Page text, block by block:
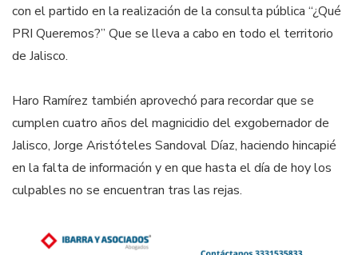
con el partido en la realización de la consulta pública “¿Qué
PRI Queremos?” Que se lleva a cabo en todo el territorio
de Jalisco.
Haro Ramírez también aprovechó para recordar que se
cumplen cuatro años del magnicidio del exgobernador de
Jalisco, Jorge Aristóteles Sandoval Díaz, haciendo hincapié
en la falta de información y en que hasta el día de hoy los
culpables no se encuentran tras las rejas.